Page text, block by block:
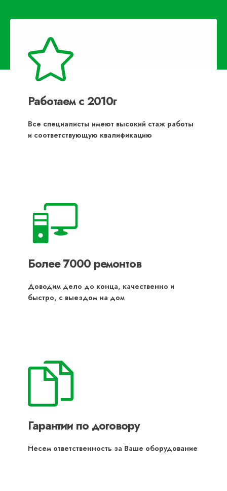
Работаем с 2010г
Все специалисты имеют высокий стаж работы
и соответствующую квалификацию
Более 7000 ремонтов
Доводим дело до конца, качественно и
быстро, с выездом на дом
Гарантии по договору
Несем ответственность за Ваше оборудование